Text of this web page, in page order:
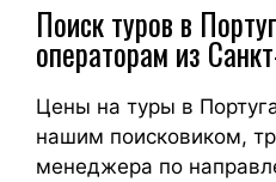
Поиск туров в
операторам из
Цены на туры в
нашим поисковиком,
менеджера по